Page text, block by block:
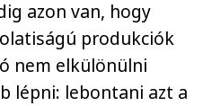
azon van, hogy
produkciók
nem elkülönülni
lépni: lebontani azt a